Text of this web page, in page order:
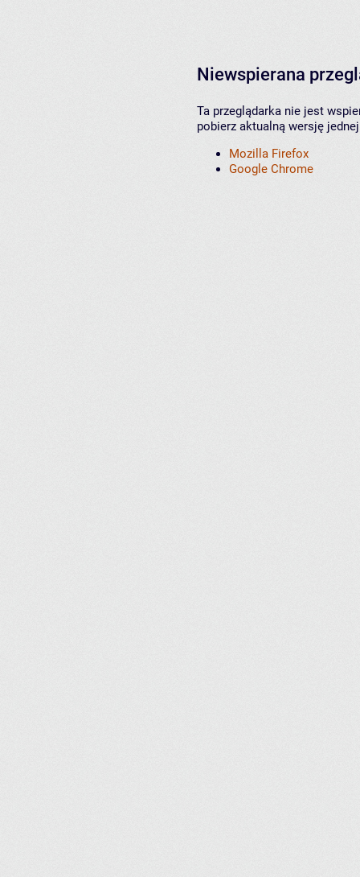
Niewspierana
Ta przeglądarka nie jest
pobierz aktualną wersję
Mozilla Firefox
Google Chrome